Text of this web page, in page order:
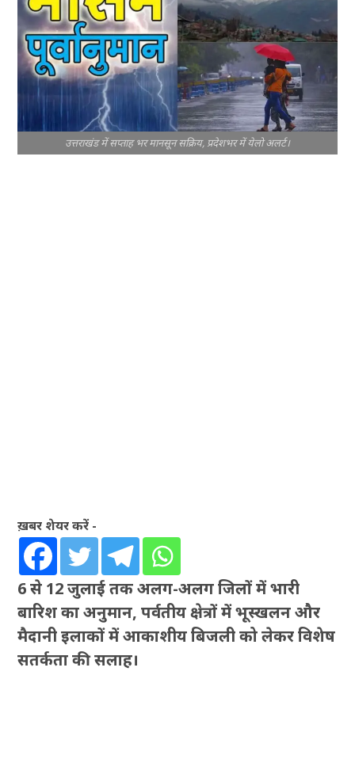
उत्तराखंड में सप्ताह भर मानसून सक्रिय, प्रदेशभर में येलो अलर्ट।
ख़बर शेयर करें -
6 से 12 जुलाई तक अलग-अलग जिलों में भारी
बारिश का अनुमान, पर्वतीय क्षेत्रों में भूस्खलन और
मैदानी इलाकों में आकाशीय बिजली को लेकर विशेष
सतर्कता की सलाह।